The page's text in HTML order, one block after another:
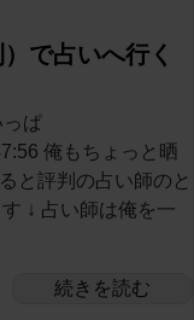
で占いへ行く
っぱ
俺もちょっと晒
と評判の占い師のと
↓ 占い師は俺を一
続きを読む